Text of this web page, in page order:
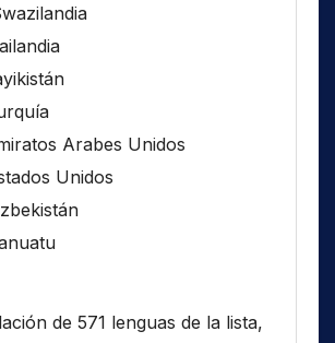
Arabes Unidos
Unidos
de 571 lenguas de la lista,